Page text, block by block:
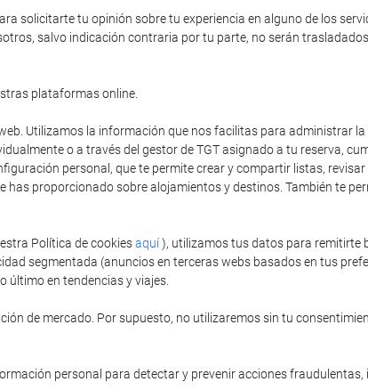
solicitarte tu opinión sobre tu experiencia en alguno de los
salvo indicación contraria por tu parte, no serán
plataformas online.
Utilizamos la información que nos facilitas para administrar la
o a través del gestor de TGT asignado a tu reserva,
personal, que te permite crear y compartir listas, revisar
proporcionado sobre alojamientos y destinos. También te
Política de cookiesaquí), utilizamos tus datos para remitirte
segmentada (anuncios en terceras webs basados en tus
último en tendencias y viajes.
de mercado. Por supuesto, no utilizaremos sin tu
personal para detectar y prevenir acciones fraudulentas,